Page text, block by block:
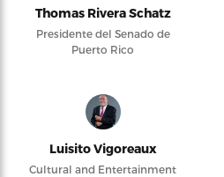
Thomas Rivera Schatz
Presidente del Senado de
Puerto Rico
Luisito Vigoreaux
Cultural and Entertainment